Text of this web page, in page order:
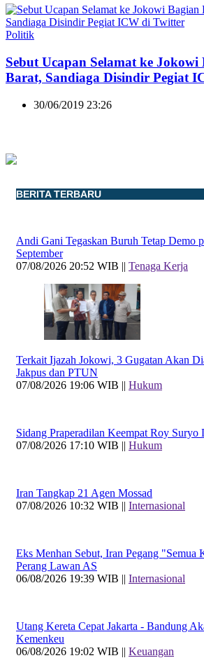
Politik
Sebut Ucapan Selamat ke
Barat, Sandiaga Disindir Pegiat
30/06/2019 23:26
BERITA TERBARU
Andi Gani Tegaskan Buruh Tetap Demo
September
07/08/2026 20:52 WIB || Tenaga Kerja
Terkait Ijazah Jokowi, 3 Gugatan Akan
Jakpus dan PTUN
07/08/2026 19:06 WIB || Hukum
Sidang Praperadilan Keempat Roy Suryo
07/08/2026 17:10 WIB || Hukum
Iran Tangkap 21 Agen Mossad
07/08/2026 10:32 WIB || Internasional
Eks Menhan Sebut, Iran Pegang "Semua
Perang Lawan AS
06/08/2026 19:39 WIB || Internasional
Utang Kereta Cepat Jakarta - Bandung
Kemenkeu
06/08/2026 19:02 WIB || Keuangan